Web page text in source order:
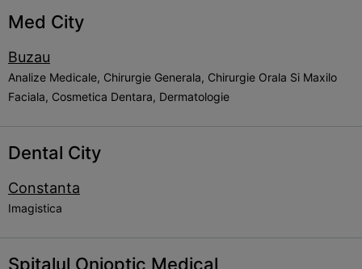
Med City
Buzau
Analize Medicale, Chirurgie Generala, Chirurgie Orala Si Maxilo
Faciala, Cosmetica Dentara, Dermatologie
Dental City
Constanta
Imagistica
Spitalul Onioptic Medical